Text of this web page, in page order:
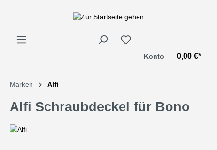
Konto 0,00 €*
Marken Alfi
Alfi Schraubdeckel für Bono